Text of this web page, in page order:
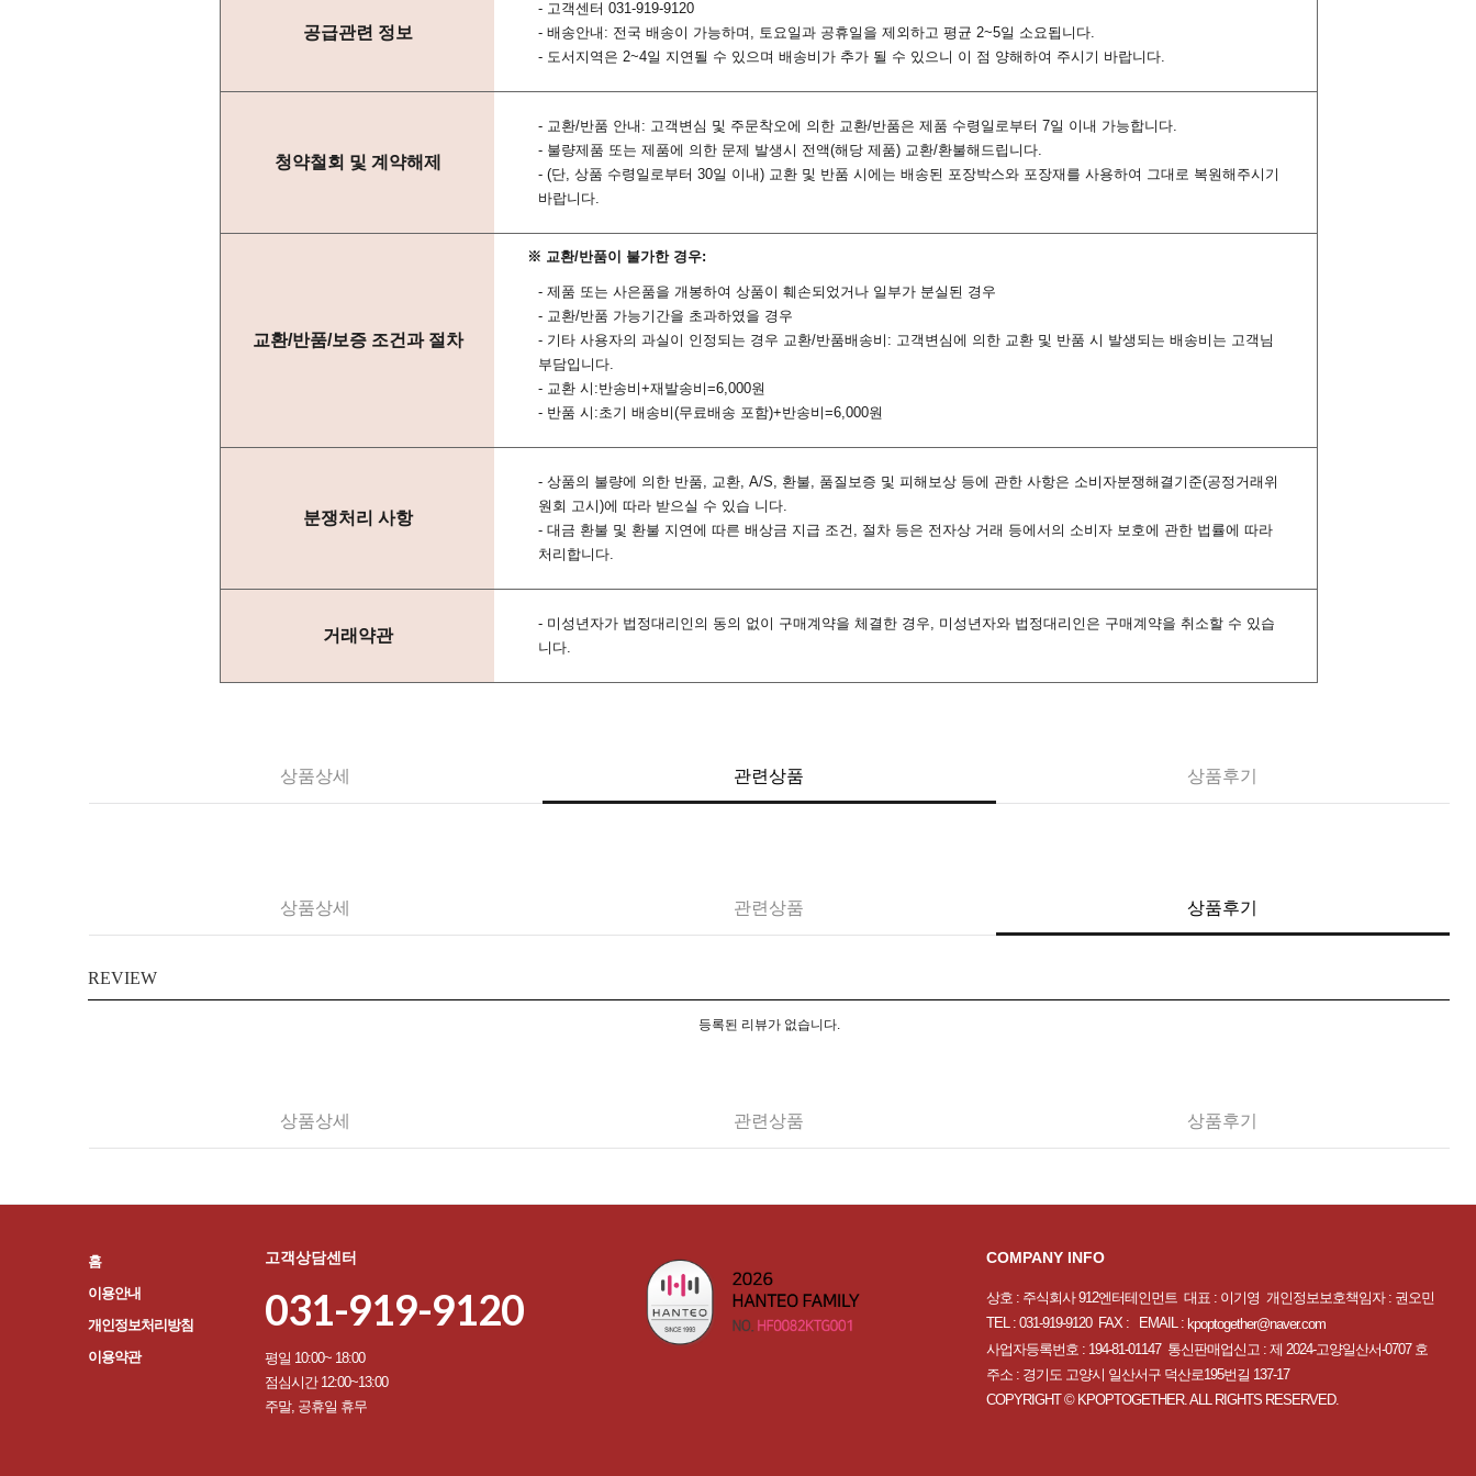
공급관련 정보
- 고객센터 031-919-9120
- 배송안내: 전국 배송이 가능하며, 토요일과 공휴일을 제외하고 평균 2~5일 소요됩니다.
- 도서지역은 2~4일 지연될 수 있으며 배송비가 추가 될 수 있으니 이 점 양해하여 주시기 바랍니다.
청약철회 및 계약해제
- 교환/반품 안내: 고객변심 및 주문착오에 의한 교환/반품은 제품 수령일로부터 7일 이내 가능합니다.
- 불량제품 또는 제품에 의한 문제 발생시 전액(해당 제품) 교환/환불해드립니다.
- (단, 상품 수령일로부터 30일 이내) 교환 및 반품 시에는 배송된 포장박스와 포장재를 사용하여 그대로 복원해주시기
바랍니다.
교환/반품/보증 조건과 절차
※ 교환/반품이 불가한 경우:
- 제품 또는 사은품을 개봉하여 상품이 훼손되었거나 일부가 분실된 경우
- 교환/반품 가능기간을 초과하였을 경우
- 기타 사용자의 과실이 인정되는 경우 교환/반품배송비: 고객변심에 의한 교환 및 반품 시 발생되는 배송비는 고객님
부담입니다.
- 교환 시:반송비+재발송비=6,000원
- 반품 시:초기 배송비(무료배송 포함)+반송비=6,000원
분쟁처리 사항
- 상품의 불량에 의한 반품, 교환, A/S, 환불, 품질보증 및 피해보상 등에 관한 사항은 소비자분쟁해결기준(공정거래위
원회 고시)에 따라 받으실 수 있습 니다.
- 대금 환불 및 환불 지연에 따른 배상금 지급 조건, 절차 등은 전자상 거래 등에서의 소비자 보호에 관한 법률에 따라
처리합니다.
거래약관
- 미성년자가 법정대리인의 동의 없이 구매계약을 체결한 경우, 미성년자와 법정대리인은 구매계약을 취소할 수 있습
니다.
상품상세 관련상품 상품후기
상품상세 관련상품 상품후기
REVIEW
등록된 리뷰가 없습니다.
상품상세 관련상품 상품후기
홈
이용안내
개인정보처리방침
이용약관
고객상담센터
031-919-9120
평일 10:00~ 18:00
점심시간 12:00~13:00
주말, 공휴일 휴무
COMPANY INFO
상호 : 주식회사 912엔터테인먼트 대표 : 이기영 개인정보보호책임자 : 권오민
TEL : 031-919-9120 FAX : EMAIL :kpoptogether@naver.com
사업자등록번호 : 194-81-01147 통신판매업신고 : 제 2024-고양일산서-0707 호
주소 : 경기도 고양시 일산서구 덕산로195번길 137-17
COPYRIGHT © KPOPTOGETHER. ALL RIGHTS RESERVED.